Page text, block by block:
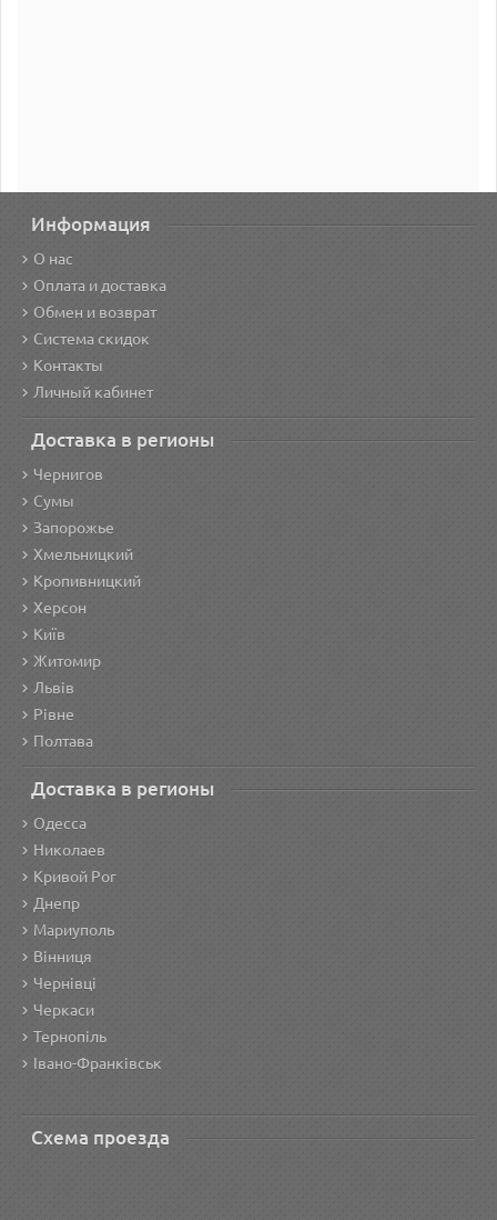
Информация
О нас
Оплата и доставка
Обмен и возврат
Система скидок
Контакты
Личный кабинет
Доставка в регионы
Чернигов
Сумы
Запорожье
Хмельницкий
Кропивницкий
Херсон
Київ
Житомир
Львів
Рівне
Полтава
Доставка в регионы
Одесса
Николаев
Кривой Рог
Днепр
Мариуполь
Вінниця
Чернівці
Черкаси
Тернопіль
Івано-Франківськ
Схема проезда